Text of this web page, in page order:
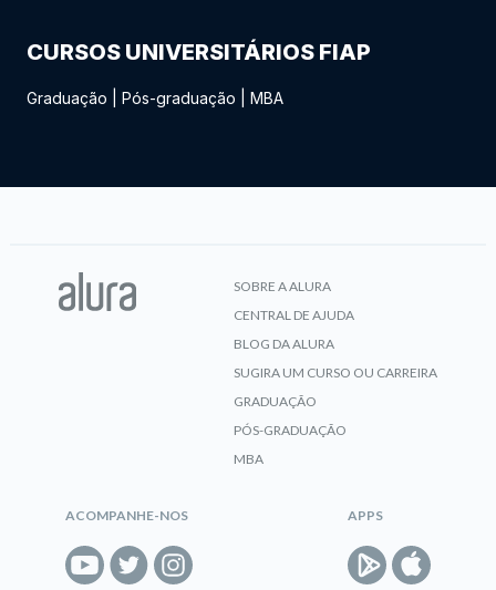
CURSOS UNIVERSITÁRIOS FIAP
Graduação Pós-graduação MBA
SOBRE A ALURA
CENTRAL DE AJUDA
BLOG DA ALURA
SUGIRA UM CURSO OU CARREIRA
GRADUAÇÃO
PÓS-GRADUAÇÃO
MBA
ACOMPANHE-NOS APPS